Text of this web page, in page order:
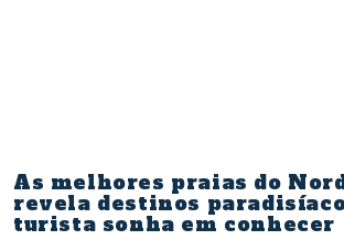
As melhores praias do
revela destinos
turista sonha em conhecer